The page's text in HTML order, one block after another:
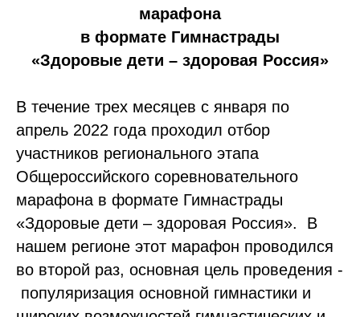
марафона
в формате Гимнастрады
«Здоровые дети – здоровая Россия»
В течение трех месяцев с января по
апрель 2022 года проходил отбор
участников регионального этапа
Общероссийского соревновательного
марафона в формате Гимнастрады
«Здоровые дети – здоровая Россия». В
нашем регионе этот марафон проводился
во второй раз, основная цель проведения -
популяризация основной гимнастики и